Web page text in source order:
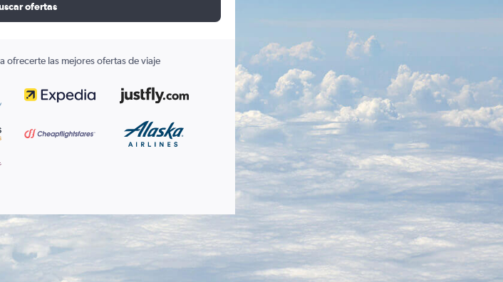
ofertas
ofrecerte las mejores ofertas de viaje